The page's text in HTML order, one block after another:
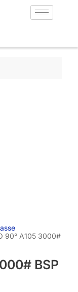
90° A105 3000#
BSP